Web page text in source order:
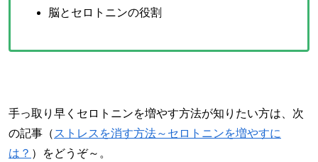
脳とセロトニンの役割
手っ取り早くセロトニンを増やす方法が知りたい方は、次
の記事（ ストレスを消す方法～セロトニンを増やすに
は？ ）をどうぞ～。